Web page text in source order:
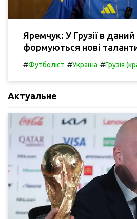
Яремчук: У Грузії в
формуються нові
#Футболіст #Україна #Грузія
Актуальне